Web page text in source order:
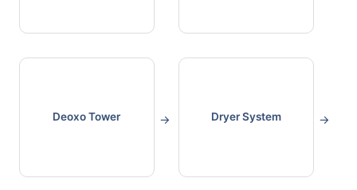
Deoxo Tower Dryer System